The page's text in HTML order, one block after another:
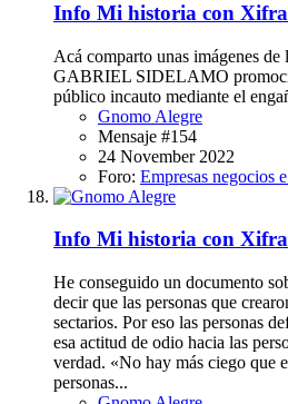
Info Mi historia con Xifra
Acá comparto unas imágenes de
GABRIEL SIDELAMO
público incauto mediante el
Gnomo Alegre
Mensaje #154
24 November 2022
Foro: Empresas negocios
Info Mi historia con Xifra
He conseguido un documento
decir que las personas que
sectarios. Por eso las personas
esa actitud de odio hacia las
verdad. «No hay más ciego que
personas...